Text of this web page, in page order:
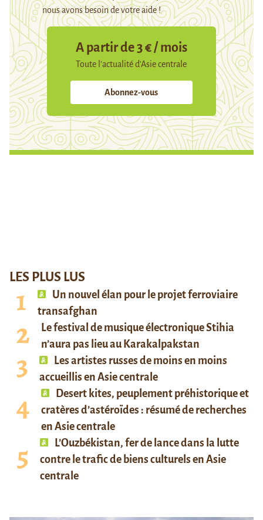
nous avons besoin de votre aide !
A partir de 3 € / mois
Toute l’actualité d’Asie centrale
Abonnez-vous
LES PLUS LUS
Un nouvel élan pour le projet ferroviaire
transafghan
Le festival de musique électronique Stihia
n’aura pas lieu au Karakalpakstan
Les artistes russes de moins en moins
accueillis en Asie centrale
Desert kites, peuplement préhistorique et
cratères d’astéroïdes : résumé de recherches
en Asie centrale
L’Ouzbékistan, fer de lance dans la lutte
contre le trafic de biens culturels en Asie
centrale